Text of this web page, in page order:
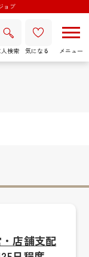
ョブ
検索 気になる
店舗支配